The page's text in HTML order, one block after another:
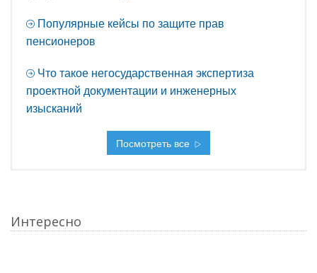
Популярные кейсы по защите прав
пенсионеров
Что такое негосударственная экспертиза
проектной документации и инженерных
изысканий
Посмотреть все
Интересно